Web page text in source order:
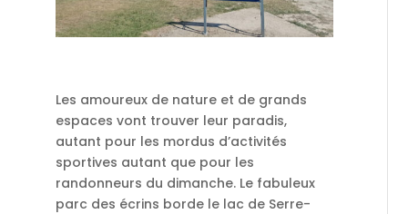
Les amoureux de nature et de grands
espaces vont trouver leur paradis,
autant pour les mordus d’activités
sportives autant que pour les
randonneurs du dimanche. Le fabuleux
parc des écrins borde le lac de Serre-